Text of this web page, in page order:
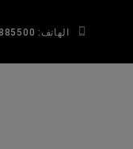
الهاتف: 1885500